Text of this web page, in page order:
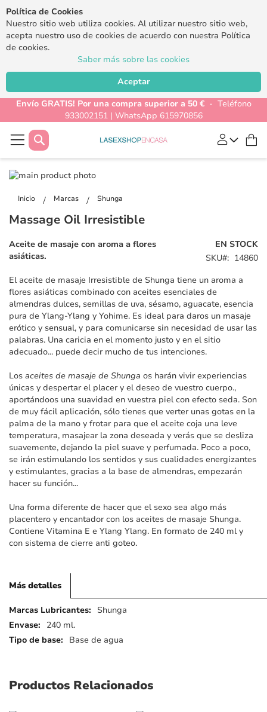
Política de Cookies
Nuestro sitio web utiliza cookies. Al utilizar nuestro sitio web,
acepta nuestro uso de cookies de acuerdo con nuestra Política
de cookies.
Saber más sobre las cookies
Aceptar
Envío GRATIS! Por una compra superior a 50 €- Teléfono
933002151 | WhatsApp 615970856
Buscar
Inicio Marcas Shunga
Saltar
final
la
de
imágenes
de
galería
de
Massage Oil Irresistible
EN STOCK
SKU
14860
Aceite de masaje con aroma a flores
asiáticas.
El aceite de masaje Irresistible de Shunga tiene un aroma a
flores asiáticas combinado con aceites esenciales de
almendras dulces, semillas de uva, sésamo, aguacate, esencia
pura de Ylang-Ylang y Yohime. Es ideal para daros un masaje
erótico y sensual, y para comunicarse sin necesidad de usar las
palabras. Una caricia en el momento justo y en el sitio
adecuado... puede decir mucho de tus intenciones.
Los aceites de masaje de Shunga os harán vivir experiencias
únicas y despertar el placer y el deseo de vuestro cuerpo.,
aportándoos una suavidad en vuestra piel con efecto seda. Son
de muy fácil aplicación, sólo tienes que verter unas gotas en la
palma de la mano y frotar para que el aceite coja una leve
temperatura, masajear la zona deseada y verás que se desliza
suavemente, dejando la piel suave y perfumada. Poco a poco,
se irán estimulando los sentidos y sus cualidades energizantes
y estimulantes, gracias a la base de almendras, empezarán
hacer su función...
Una forma diferente de hacer que el sexo sea algo más
placentero y encantador con los aceites de masaje Shunga.
Contiene Vitamina E e Ylang Ylang. En formato de 240 ml y
con sistema de cierre anti goteo.
Más detalles
Más
detalles
Shunga
240 ml.
Base de agua
Productos Relacionados